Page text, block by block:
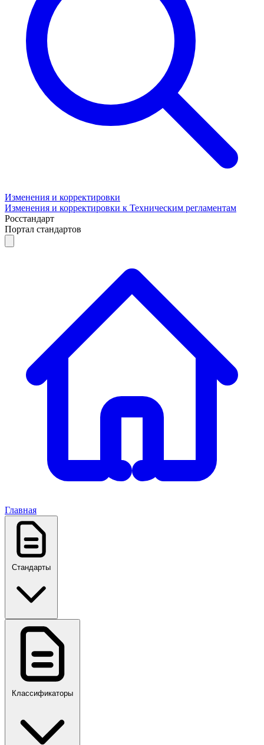
Изменения и корректировки
Изменения и корректировки к Техническим регламентам
Росстандарт
Портал стандартов
Главная
Стандарты
ГОСТ, ГОСТ Р, ПНСТ
Классификаторы